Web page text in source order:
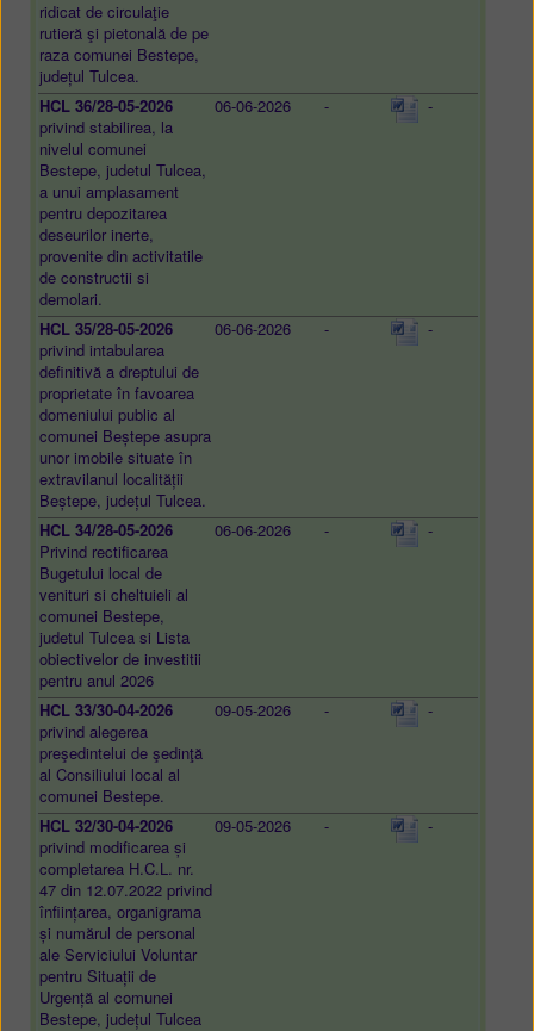
ridicat de circulaţie
rutieră şi pietonală de pe
raza comunei Bestepe,
județul Tulcea.
HCL 36/28-05-2026
privind stabilirea, la
nivelul comunei
Bestepe, judetul Tulcea,
a unui amplasament
pentru depozitarea
deseurilor inerte,
provenite din activitatile
de constructii si
demolari.
06-06-2026 - -
HCL 35/28-05-2026
privind intabularea
definitivă a dreptului de
proprietate în favoarea
domeniului public al
comunei Beștepe asupra
unor imobile situate în
extravilanul localității
Beștepe, județul Tulcea.
06-06-2026 - -
HCL 34/28-05-2026
Privind rectificarea
Bugetului local de
venituri si cheltuieli al
comunei Bestepe,
judetul Tulcea si Lista
obiectivelor de investitii
pentru anul 2026
06-06-2026 - -
HCL 33/30-04-2026
privind alegerea
preşedintelui de şedinţă
al Consiliului local al
comunei Bestepe.
09-05-2026 - -
HCL 32/30-04-2026
privind modificarea și
completarea H.C.L. nr.
47 din 12.07.2022 privind
înființarea, organigrama
și numărul de personal
ale Serviciului Voluntar
pentru Situații de
Urgență al comunei
Bestepe, județul Tulcea
09-05-2026 - -